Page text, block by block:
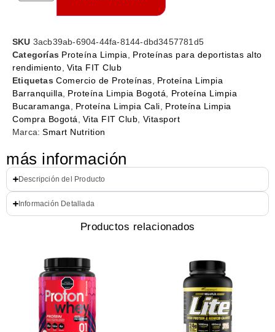
SKU 3acb39ab-6904-44fa-8144-dbd3457781d5
Categorías Proteína Limpia, Proteínas para deportistas alto
rendimiento, Vita FIT Club
Etiquetas Comercio de Proteínas, Proteína Limpia
Barranquilla, Proteína Limpia Bogotá, Proteína Limpia
Bucaramanga, Proteína Limpia Cali, Proteína Limpia
Compra Bogotá, Vita FIT Club, Vitasport
Marca:Smart Nutrition
más información
Descripción del Producto
Información Detallada
Productos relacionados